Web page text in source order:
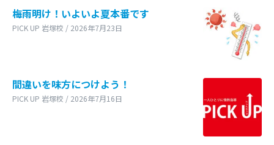
梅雨明け！いよいよ夏本番です
PICK UP 岩塚校 / 2026年7月23日
間違いを味方につけよう！
PICK UP 岩塚校 / 2026年7月16日